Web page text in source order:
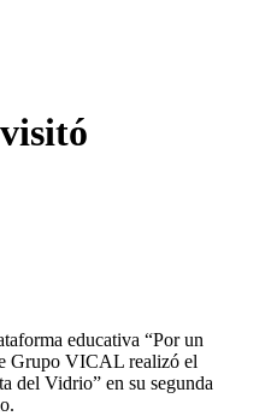
educativa “Por un
Grupo VICAL realizó el
del Vidrio” en su segunda